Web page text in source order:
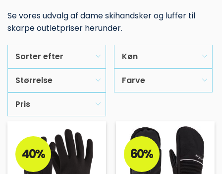
Se vores udvalg af dame skihandsker og luffer til
skarpe outletpriser herunder.
Sorter efter Køn
Størrelse Farve
Pris
40% 60%